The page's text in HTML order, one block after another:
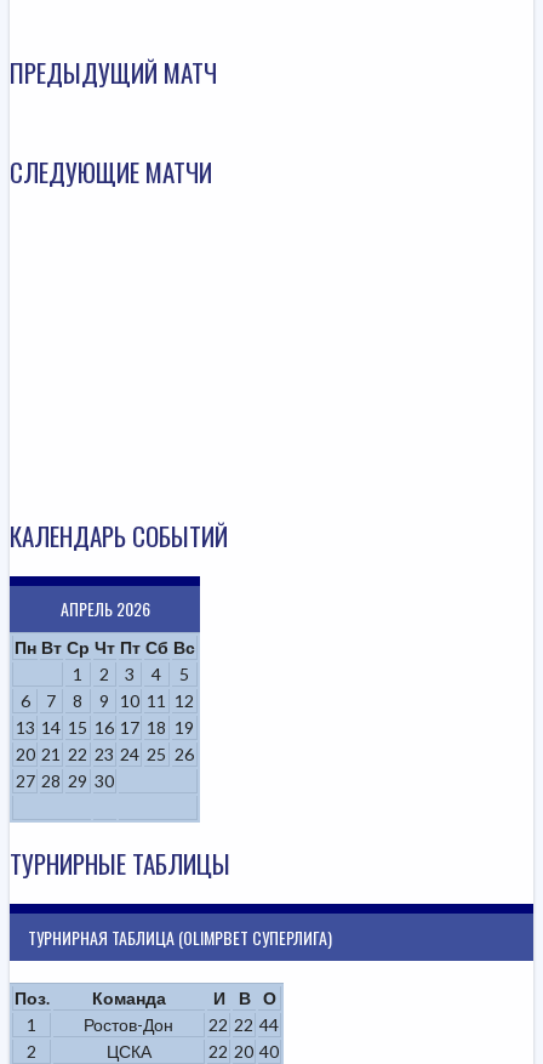
ПРЕДЫДУЩИЙ МАТЧ
СЛЕДУЮЩИЕ МАТЧИ
КАЛЕНДАРЬ СОБЫТИЙ
АПРЕЛЬ 2026
Пн Вт Ср Чт Пт Сб Вс
1
2 3 4
5
6
7 8 9 10 11
12
13 14 15 16 17 18 19
20 21 22 23 24 25 26
27 28 29 30
ТУРНИРНЫЕ ТАБЛИЦЫ
ТУРНИРНАЯ ТАБЛИЦА (OLIMPBET СУПЕРЛИГА)
Поз. Команда И В
О
1
Ростов-Дон 22 22 44
2
ЦСКА 22 20 40